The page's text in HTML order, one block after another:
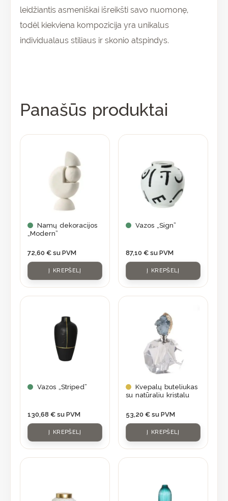
leidžiantis asmeniškai išreikšti savo nuomonę,
todėl kiekviena kompozicija yra unikalus
individualaus stiliaus ir skonio atspindys.
Panašūs produktai
Namų dekoracijos
„Modern”
72,60 € su PVM
Į KREPŠELĮ
Vazos „Sign”
87,10 € su PVM
Į KREPŠELĮ
Vazos „Striped”
130,68 € su PVM
Į KREPŠELĮ
Kvepalų buteliukas
su natūraliu kristalu
53,20 € su PVM
Į KREPŠELĮ